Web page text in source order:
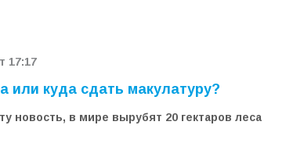
17:17
или куда сдать макулатуру?
новость, в мире вырубят 20 гектаров леса